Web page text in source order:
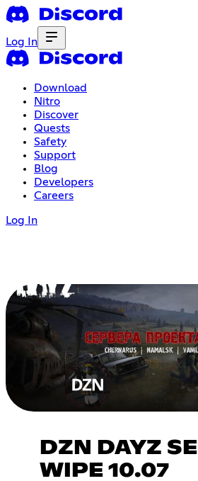
Log In
Download
Nitro
Discover
Quests
Safety
Support
Blog
Developers
Careers
Log In
DZN DAYZ
WIPE 10.07